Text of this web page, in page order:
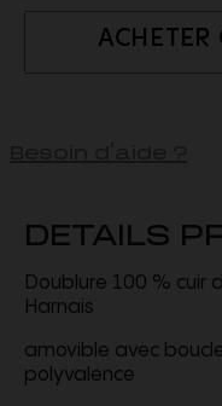
ACHETER
DETAILS
Doublure 100 % cuir
Harnais
amovible avec
polyvalence